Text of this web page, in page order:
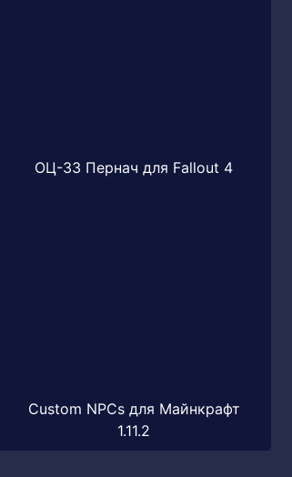
ОЦ-33 Пернач для Fallout 4
Custom NPCs для Майнкрафт
1.11.2